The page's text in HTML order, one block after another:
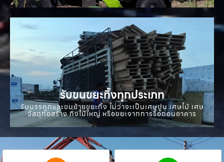
รับขนขยะทิ้งทุกประเภท
รับบรรทุกและขนย้ายขยะทิ้ง ไม่ว่าจะเป็นเศษปูน เศษไม้ เศษ
วัสดุก่อสร้าง กิ่งไม้ใหญ่ หรือขยะจากการรื้อถอนอาคาร